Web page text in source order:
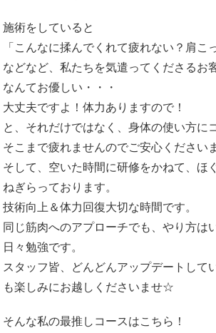
施術をしていると
「こんなに揉んでくれて疲れない？肩こ
などなど、私たちを気遣ってくださるお
なんてお優しい・・・
大丈夫ですよ！体力ありますので！
と、それだけではなく、身体の使い方に
そこまで疲れませんのでご安心ください
そして、空いた時間に研修をかねて、ほ
ねぎらっております。
技術向上＆体力回復大切な時間です。
同じ筋肉へのアプローチでも、やり方は
日々勉強です。
スタッフ皆、どんどんアップデートして
も楽しみにお越しくださいませ☆
そんな私の最推しコースはこちら！